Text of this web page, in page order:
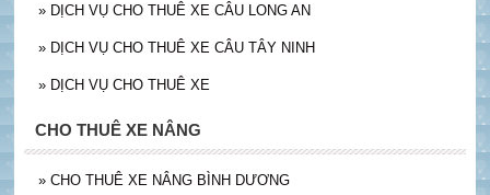
» DỊCH VỤ CHO THUÊ XE CÂU LONG AN
» DỊCH VỤ CHO THUÊ XE CÂU TÂY NINH
» DỊCH VỤ CHO THUÊ XE
CHO THUÊ XE NÂNG
» CHO THUÊ XE NÂNG BÌNH DƯƠNG